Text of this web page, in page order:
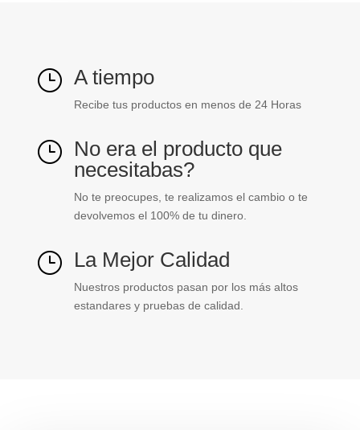
} A tiempo
Recibe tus productos en menos de 24 Horas
} No era el producto que
necesitabas?
No te preocupes, te realizamos el cambio o te
devolvemos el 100% de tu dinero.
} La Mejor Calidad
Nuestros productos pasan por los más altos
estandares y pruebas de calidad.